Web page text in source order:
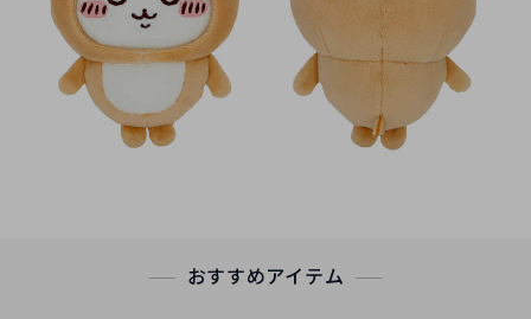
おすすめアイテム